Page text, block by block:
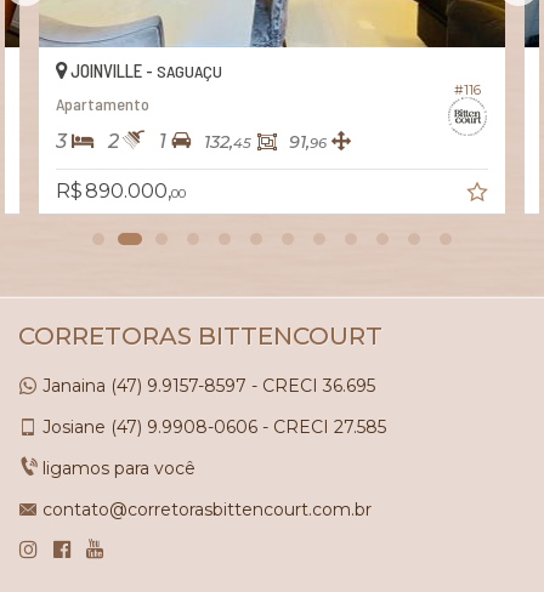
#116
JOINVILLE -SAGUAÇU
Apartamento
3 2 1 132,45 91,96
R$ 890.000,00
CORRETORAS BITTENCOURT
Janaina (47) 9.9157-8597 - CRECI 36.695
Josiane (47) 9.9908-0606 - CRECI 27.585
ligamos para você
contato@corretorasbittencourt.com.br